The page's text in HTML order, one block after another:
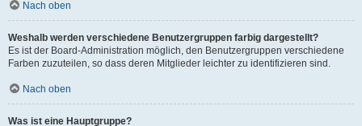
Nach oben
Weshalb werden verschiedene Benutzergruppen farbig dargestellt?
Es ist der Board-Administration möglich, den Benutzergruppen verschiedene
Farben zuzuteilen, so dass deren Mitglieder leichter zu identifizieren sind.
Nach oben
Was ist eine Hauptgruppe?